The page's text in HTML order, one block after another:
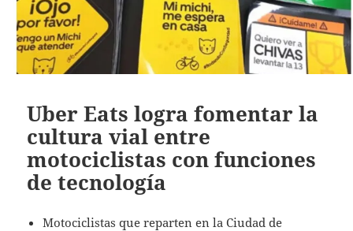
Uber Eats logra fomentar la
cultura vial entre
motociclistas con funciones
de tecnología
Motociclistas que reparten en la Ciudad de